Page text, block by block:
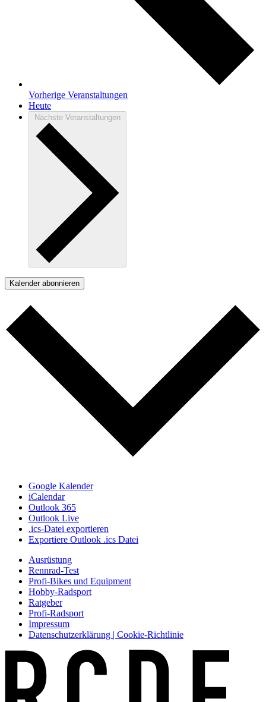
Vorherige Veranstaltungen
Heute
Nächste Veranstaltungen
Kalender abonnieren
Google Kalender
iCalendar
Outlook 365
Outlook Live
.ics-Datei exportieren
Exportiere Outlook .ics Datei
Ausrüstung
Rennrad-Test
Profi-Bikes und Equipment
Hobby-Radsport
Ratgeber
Profi-Radsport
Impressum
Datenschutzerklärung | Cookie-Richtlinie